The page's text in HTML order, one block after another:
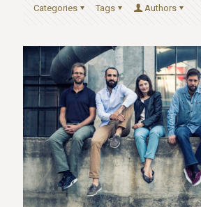
Categories Tags Authors